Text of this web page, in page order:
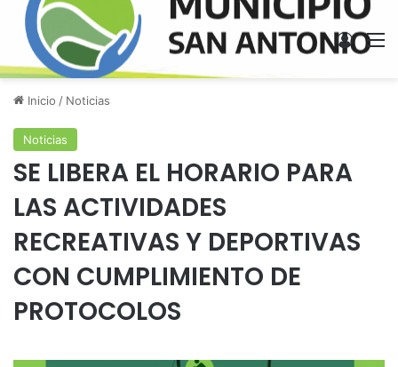
Inicio / Noticias
Noticias
SE LIBERA EL HORARIO PARA
LAS ACTIVIDADES
RECREATIVAS Y DEPORTIVAS
CON CUMPLIMIENTO DE
PROTOCOLOS